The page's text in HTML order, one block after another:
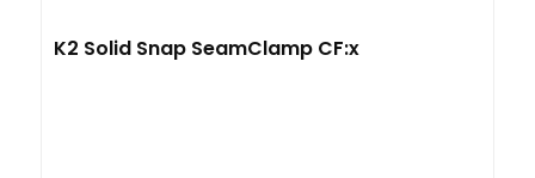
K2 Solid Snap SeamClamp CF:x